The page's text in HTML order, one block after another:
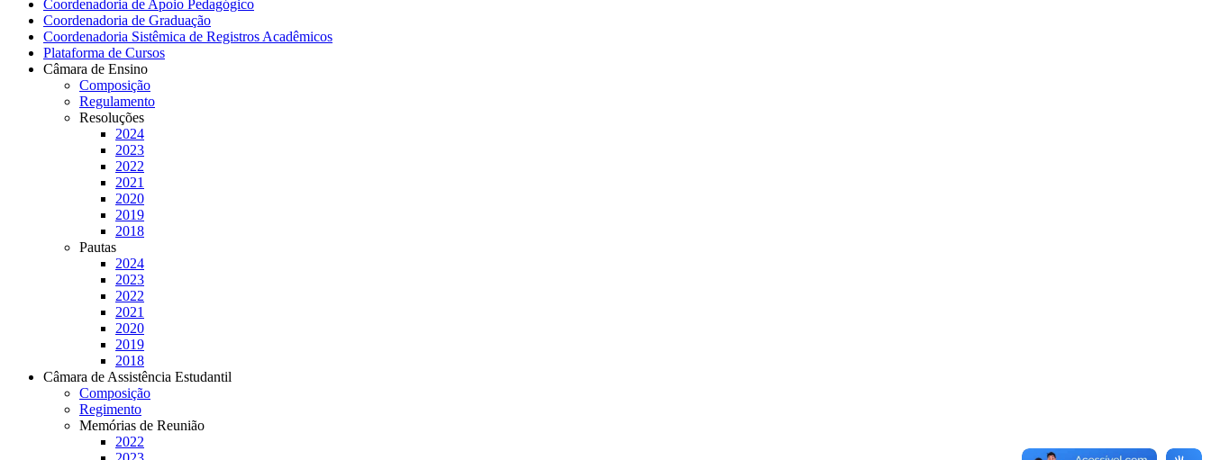
Coordenadoria de Apoio Pedagógico
Coordenadoria de Graduação
Coordenadoria Sistêmica de Registros Acadêmicos
Plataforma de Cursos
Câmara de Ensino
Composição
Regulamento
Resoluções
2024
2023
2022
2021
2020
2019
2018
Pautas
2024
2023
2022
2021
2020
2019
2018
Câmara de Assistência Estudantil
Composição
Regimento
Memórias de Reunião
2022